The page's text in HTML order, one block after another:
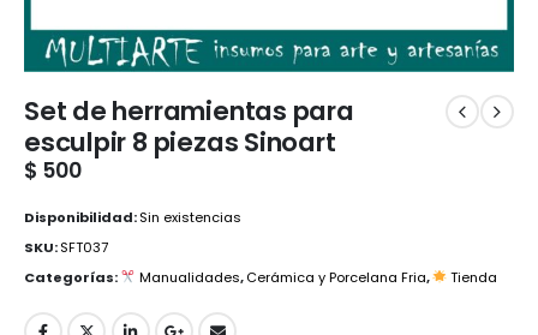
Set de herramientas para
esculpir 8 piezas Sinoart
$ 500
Disponibilidad:Sin existencias
SKU:SFT037
Categorías:
Manualidades,Cerámica y Porcelana Fria, Tienda